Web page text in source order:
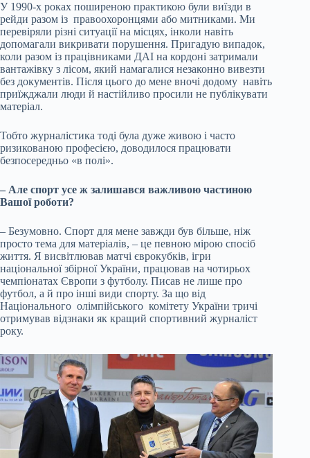
У 1990-х роках поширеною практикою були виїзди в
рейди разом із правоохоронцями або митниками. Ми
перевіряли різні ситуації на місцях, інколи навіть
допомагали викривати порушення. Пригадую випадок,
коли разом із працівниками ДАІ на кордоні затримали
вантажівку з лісом, який намагалися незаконно вивезти
без документів. Після цього до мене вночі додому навіть
приїжджали люди й настійливо просили не публікувати
матеріал.
Тобто журналістика тоді була дуже живою і часто
ризикованою професією, доводилося працювати
безпосередньо «в полі».
– Але спорт усе ж залишався важливою частиною
Вашої роботи?
– Безумовно. Спорт для мене завжди був більше, ніж
просто тема для матеріалів, – це певною мірою спосіб
життя. Я висвітлював матчі єврокубків, ігри
національної збірної України, працював на чотирьох
чемпіонатах Європи з футболу. Писав не лише про
футбол, а й про інші види спорту. За що від
Національного олімпійського комітету України тричі
отримував відзнаки як кращий спортивний журналіст
року.